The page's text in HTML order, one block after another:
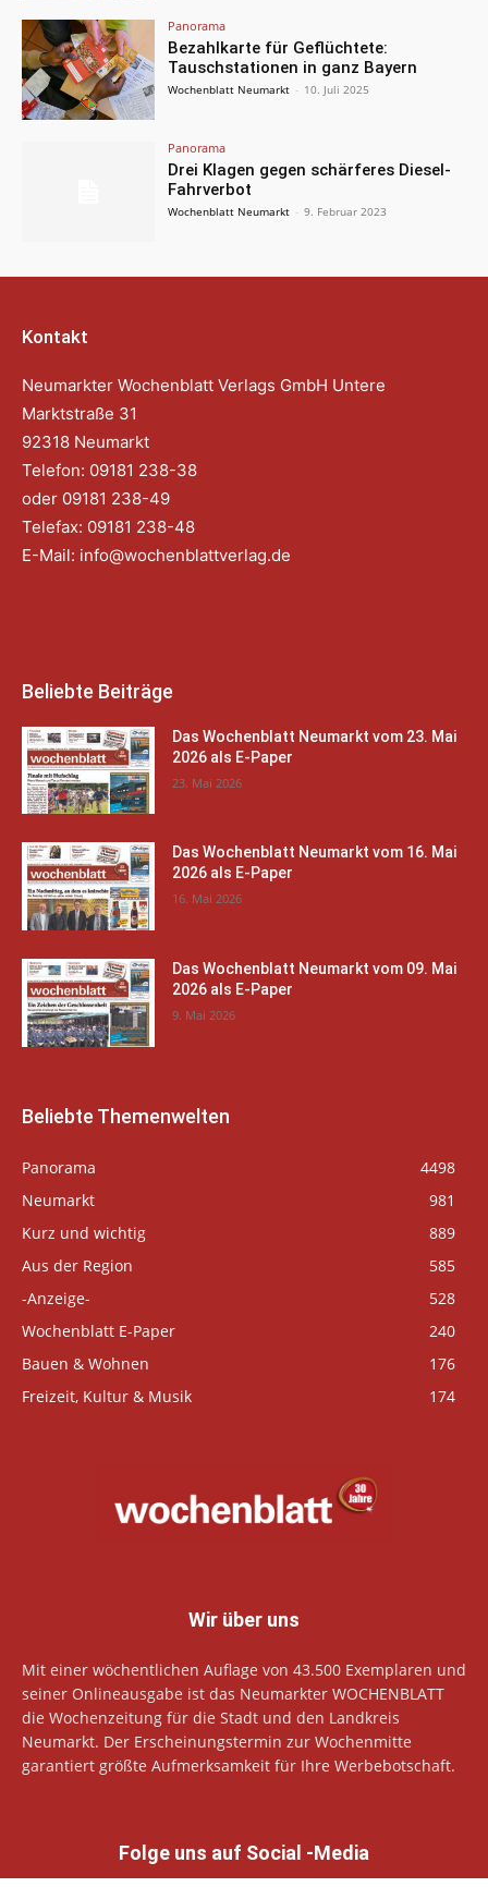
Panorama
Bezahlkarte für Geflüchtete:
Tauschstationen in ganz Bayern
Wochenblatt Neumarkt - 10. Juli 2025
Panorama
Drei Klagen gegen schärferes Diesel-
Fahrverbot
Wochenblatt Neumarkt - 9. Februar 2023
Kontakt
Neumarkter Wochenblatt Verlags GmbH Untere
Marktstraße 31
92318 Neumarkt
Telefon: 09181 238-38
oder 09181 238-49
Telefax: 09181 238-48
E-Mail: info@wochenblattverlag.de
Beliebte Beiträge
Das Wochenblatt Neumarkt vom 23. Mai
2026 als E-Paper
23. Mai 2026
Das Wochenblatt Neumarkt vom 16. Mai
2026 als E-Paper
16. Mai 2026
Das Wochenblatt Neumarkt vom 09. Mai
2026 als E-Paper
9. Mai 2026
Beliebte Themenwelten
Panorama
4498
Neumarkt
981
Kurz und wichtig
889
Aus der Region
585
-Anzeige-
528
Wochenblatt E-Paper
240
Bauen & Wohnen
176
Freizeit, Kultur & Musik
174
Wir über uns
Mit einer wöchentlichen Auflage von 43.500 Exemplaren und
seiner Onlineausgabe ist das Neumarkter WOCHENBLATT
die Wochenzeitung für die Stadt und den Landkreis
Neumarkt. Der Erscheinungstermin zur Wochenmitte
garantiert größte Aufmerksamkeit für Ihre Werbebotschaft.
Folge uns auf Social -Media